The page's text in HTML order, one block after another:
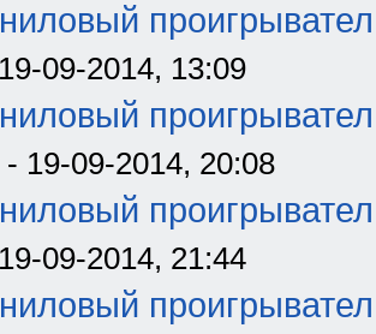
09-2014, 13:09
- 19-09-2014, 20:08
09-2014, 21:44